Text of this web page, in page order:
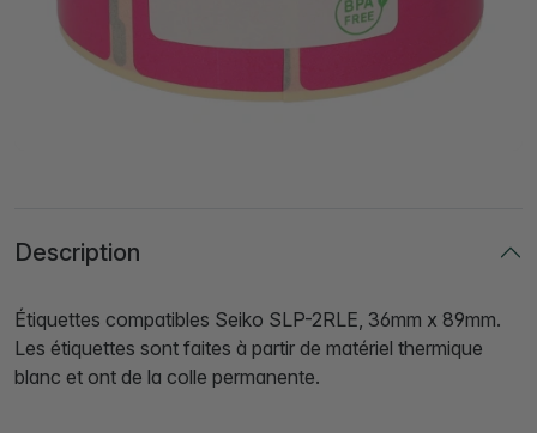
Description
Étiquettes compatibles Seiko SLP-2RLE, 36mm x 89mm.
Les étiquettes sont faites à partir de matériel thermique
blanc et ont de la colle permanente.